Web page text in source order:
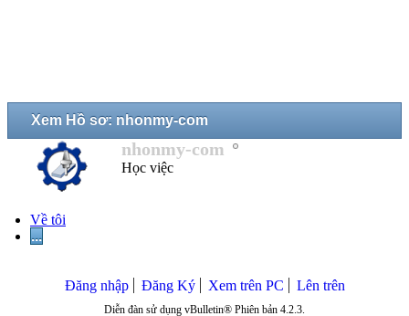
Xem Hồ sơ: nhonmy-com
nhonmy-com
Học việc
Về tôi
...
Đăng nhập Đăng Ký Xem trên PC Lên trên
Diễn đàn sử dụng vBulletin® Phiên bản 4.2.3.